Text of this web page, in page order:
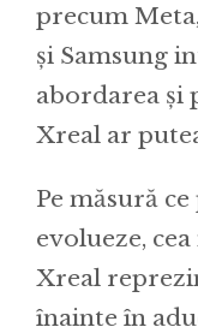
precum
și Samsung
abordarea și
Xreal ar
Pe măsură
evolueze,
Xreal
înainte în